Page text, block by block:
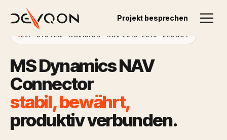
Projekt besprechen
ERP-SYSTEM · NAVISION · NAV 2013–2018 · LEGACY
MSDynamicsNAV
Connector
stabil,bewährt,
produktivverbunden.